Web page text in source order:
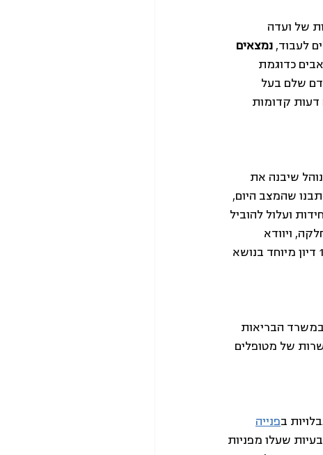
של ועדה
לעבוד, נמצאים
כדוגמת
שלם בעל
דעות קדומות
שיבנה את
שהמצב היום,
ועלול להוביל
ויוודא
שנמצאו לחולים מענים בקהילה. המכתב נשלח גם לוועדת הרווחה, שקיימה ב-16.4.2020 דיון מיוחד בנושא
במשרד הבריאות
של מטופלים
פנייה
שעלו מפניות